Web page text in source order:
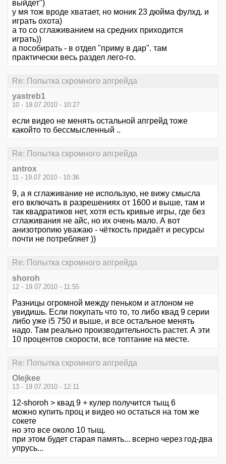
выйдет")
у мя тож вроде хватает, но моник 23 дюйма фулхд. и
играть охота)
а то со сглаживанием на средних приходится
играть))
а пособирать - в отдел "приму в дар". там
практически весь раздел лего-го.
Re: Попытка скромного апгрейда
yastreb1
10 - 19.07.2010 - 10:27
если видео не менять остальной апгрейд тоже
какойто то бессмысленный ..
Re: Попытка скромного апгрейда
antrox
11 - 19.07.2010 - 10:36
9, а я сглаживание не использую, не вижу смысла
его включать в разрешениях от 1600 и выше, там и
так квадратиков нет, хотя есть кривые игры, где без
сглаживания не айс, но их очень мало. А вот
анизотропию уважаю - чёткость придаёт и ресурсы
почти не потребляет ))
Re: Попытка скромного апгрейда
shoroh
12 - 19.07.2010 - 11:55
Разницы огромной между пеньком и атлоном не
увидишь. Если покупать что то, то либо квад 9 серии
либо уже i5 750 и выше, и все остальное менять
надо. Там реально производительность растет. А эти
10 процентов скорости, все топтание на месте.
Re: Попытка скромного апгрейда
Olejkee
13 - 19.07.2010 - 12:11
12-shoroh > квад 9 + кулер получится тыщ 6
можно купить проц и видео но остаться на том же
сокете
но это все около 10 тыщ.
при этом будет старая память... всерно через год-два
упрусь...